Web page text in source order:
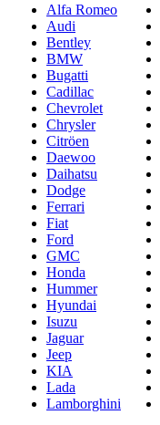
Alfa Romeo
Audi
Bentley
BMW
Bugatti
Cadillac
Chevrolet
Chrysler
Citröen
Daewoo
Daihatsu
Dodge
Ferrari
Fiat
Ford
GMC
Honda
Hummer
Hyundai
Isuzu
Jaguar
Jeep
KIA
Lada
Lamborghini